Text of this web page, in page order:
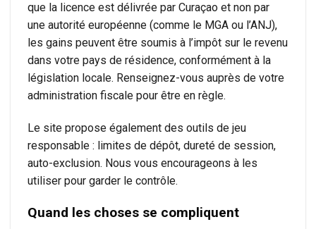
que la licence est délivrée par Curaçao et non par
une autorité européenne (comme le MGA ou l’ANJ),
les gains peuvent être soumis à l’impôt sur le revenu
dans votre pays de résidence, conformément à la
législation locale. Renseignez-vous auprès de votre
administration fiscale pour être en règle.
Le site propose également des outils de jeu
responsable : limites de dépôt, dureté de session,
auto-exclusion. Nous vous encourageons à les
utiliser pour garder le contrôle.
Quand les choses se compliquent